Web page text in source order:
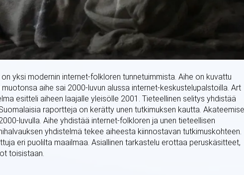
yksi modernin internet-folkloren tunnetuimmista. Aihe on kuvattu
aihe sai 2000-luvun alussa internet-keskustelupalstoilla. Art
esitteli aiheen laajalle yleisölle 2001. Tieteellinen selitys yhdistää
raportteja on kerätty unen tutkimuksen kautta.
luvulla. Aihe yhdistää internet-folkloren ja unen tieteellisen
yhdistelmä tekee aiheesta kiinnostavan tutkimuskohteen.
eri puolilta maailmaa. Asiallinen tarkastelu erottaa peruskäsitteet,
toisistaan.